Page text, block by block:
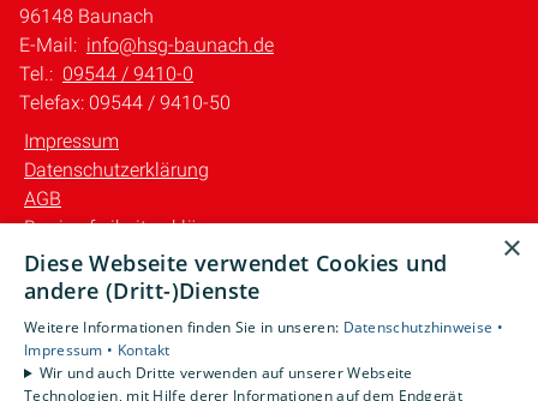
96148 Baunach
E-Mail: info@hsg-baunach.de
Tel.: 09544 / 9410-0
Telefax: 09544 / 9410-50
Impressum
Datenschutzerklärung
AGB
Barrierefreiheitserklärung
Unsere Bereiche
Gewerbekunden
Karriere
×
Diese Webseite verwendet Cookies und
andere (Dritt-)Dienste
Weitere Informationen finden Sie in unseren: Datenschutzhinweise •
Impressum • Kontakt
Wir und auch Dritte verwenden auf unserer Webseite
Technologien, mit Hilfe derer Informationen auf dem Endgerät